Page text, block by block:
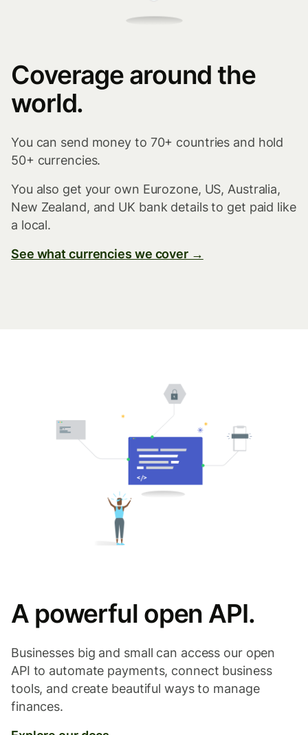
Coverage around the
world.
You can send money to 70+ countries and hold
50+ currencies.
You also get your own Eurozone, US, Australia,
New Zealand, and UK bank details to get paid like
a local.
See what currencies we cover →
A powerful open API.
Businesses big and small can access our open
API to automate payments, connect business
tools, and create beautiful ways to manage
finances.